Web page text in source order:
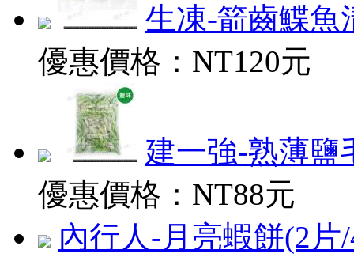
生凍-箭齒鰈魚
優惠價格： NT120元
建一強-熟薄鹽
優惠價格： NT88元
內行人-月亮蝦餅(2片